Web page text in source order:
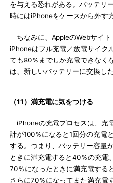
を与える恐れがある。バッテリ
時にはiPhoneをケースから外す
ちなみに、AppleのWebサイト
iPhoneはフル充電／放電サイク
ても80％までしか充電できなく
は、新しいバッテリーに交換し
（11）満充電に気をつける
iPhoneの充電プロセスは、充
計が100％になると1回分の充電
する。つまり、バッテリー容量
ときに満充電すると40％の充電
70％になったときに満充電する
さらに70％になってまた満充電